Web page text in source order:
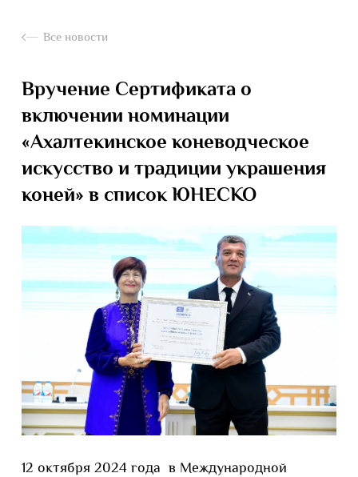
Все новости
Вручение Сертификата о
включении номинации
«Ахалтекинское коневодческое
искусство и традиции украшения
коней» в список ЮНЕСКО
12 октября 2024 года в Международной